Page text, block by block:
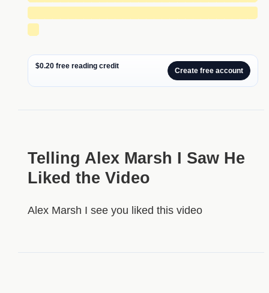
$0.20 free reading credit
Create free account
Telling Alex Marsh I Saw He
Liked the Video
Alex Marsh I see you liked this video